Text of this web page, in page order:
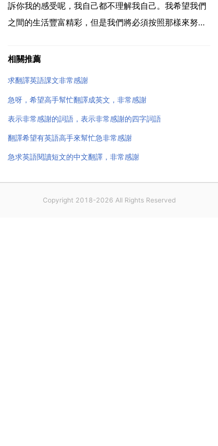
訴你我的感受呢，我自己都不理解我自己。我希望我們
之間的生活豐富精彩，但是我們將必須按照那樣來努
更鞏固，但我想了很多想讓我們試著找出來。我對你有
相關推薦
求翻譯英語課文非常感謝
急呀，希望高手幫忙翻譯成英文，非常感謝
表示非常感謝的詞語，表示非常感謝的四字詞語
翻譯希望有英語高手來幫忙急非常感謝
急求英語閱讀短文的中文翻譯，非常感謝
Copyright 2018-2026 All Rights Reserved